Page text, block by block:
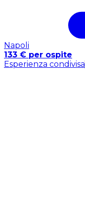
Napoli
133 € per ospite
Esperienza condivisa